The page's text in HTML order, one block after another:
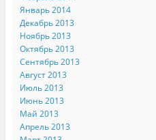
Январь 2014
Декабрь 2013
Ноябрь 2013
Октябрь 2013
Сентябрь 2013
Август 2013
Июль 2013
Июнь 2013
Май 2013
Апрель 2013